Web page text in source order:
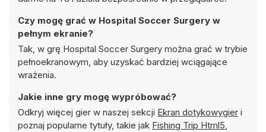
Czy mogę grać w Hospital Soccer Surgery w
pełnym ekranie?
Tak, w grę Hospital Soccer Surgery można grać w trybie
pełnoekranowym, aby uzyskać bardziej wciągające
wrażenia.
Jakie inne gry mogę wypróbować?
Odkryj więcej gier w naszej sekcji Ekran dotykowygier i
poznaj popularne tytuły, takie jak Fishing Trip Html5,